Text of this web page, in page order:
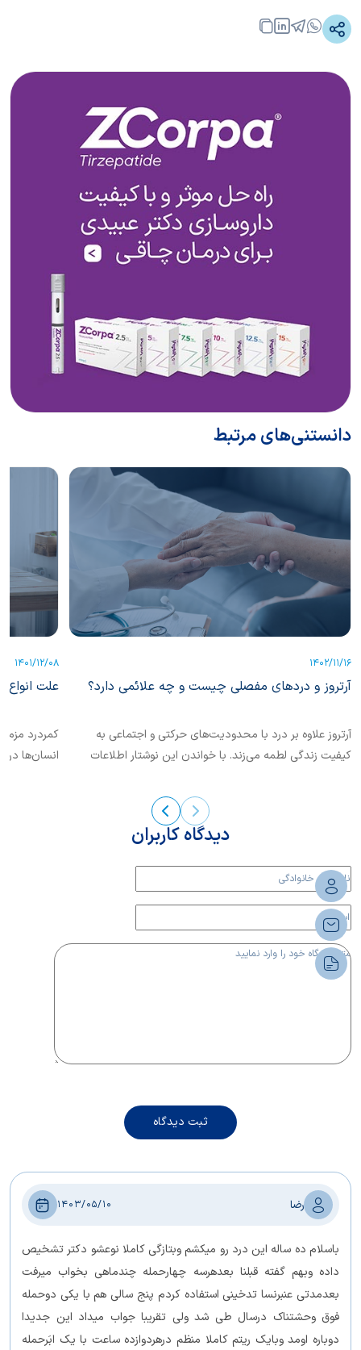
دانستنی‌های مرتبط
1402/11/16
آرتروز و دردهای مفصلی چیست و چه علائمی دارد؟
آرتروز علاوه بر درد با محدودیت‌های حرکتی و اجتماعی به
کیفیت زندگی لطمه می‌زند. با خواندن این نوشتار اطلاعات
1401/12/08
علت
انسان‌ها در
دیدگاه کاربران
ثبت دیدگاه
رضا 1403/05/10
باسلام ده ساله این درد رو میکشم وبتازگی کاملا نوعشو دکتر تشخیص
داده وبهم گفته قبلنا بعدهرسه چهارحمله چندماهی بخواب میرفت
بعدمدتی عنبرنسا تدخینی استفاده کردم پنج سالی هم با یکی دوحمله
فوق وحشتناک درسال طی شد ولی تقریبا جواب میداد این جدیدا
دوباره اومد وبایک ریتم کاملا منظم درهردوازده ساعت با یک ابَرحمله